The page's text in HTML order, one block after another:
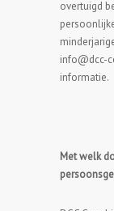
overtuigd
info@dcc-
informatie.
Met welk